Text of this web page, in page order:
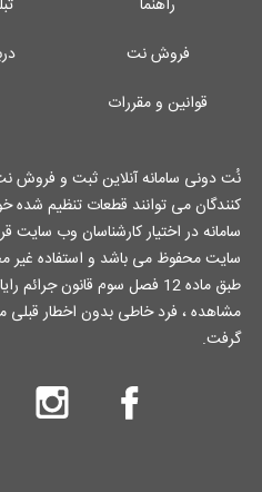
راهنما
فروش نت
قوانین و مقررات
نُت دونی سامانه آنلاین ثبت و فروش
کنندگان می توانند قطعات تنظیم
سامانه در اختیار کارشناسان وب
سایت محفوظ می باشد و استفاده غیر
طبق ماده 12 فصل سوم قانون
مشاهده ، فرد خاطی بدون اخطار قبلی
گرفت.